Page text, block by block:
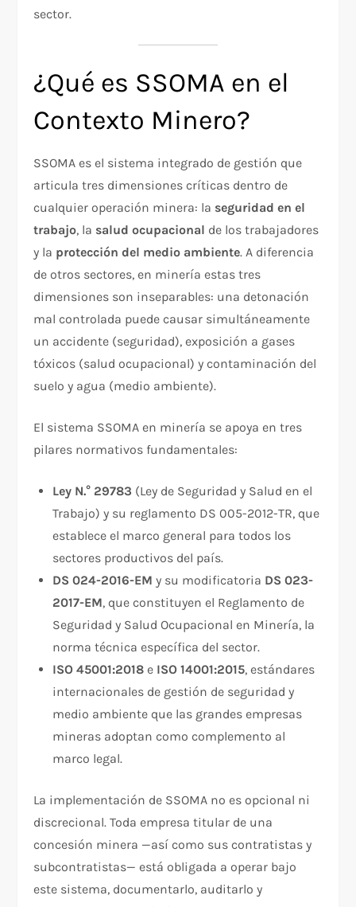
sector.
¿Qué es SSOMA en el
Contexto Minero?
SSOMA es el sistema integrado de gestión que
articula tres dimensiones críticas dentro de
cualquier operación minera: la seguridad en el
trabajo, la salud ocupacional de los trabajadores
y la protección del medio ambiente. A diferencia
de otros sectores, en minería estas tres
dimensiones son inseparables: una detonación
mal controlada puede causar simultáneamente
un accidente (seguridad), exposición a gases
tóxicos (salud ocupacional) y contaminación del
suelo y agua (medio ambiente).
El sistema SSOMA en minería se apoya en tres
pilares normativos fundamentales:
Ley N.° 29783 (Ley de Seguridad y Salud en el
Trabajo) y su reglamento DS 005-2012-TR, que
establece el marco general para todos los
sectores productivos del país.
DS 024-2016-EM y su modificatoria DS 023-
2017-EM, que constituyen el Reglamento de
Seguridad y Salud Ocupacional en Minería, la
norma técnica específica del sector.
ISO 45001:2018 e ISO 14001:2015, estándares
internacionales de gestión de seguridad y
medio ambiente que las grandes empresas
mineras adoptan como complemento al
marco legal.
La implementación de SSOMA no es opcional ni
discrecional. Toda empresa titular de una
concesión minera —así como sus contratistas y
subcontratistas— está obligada a operar bajo
este sistema, documentarlo, auditarlo y